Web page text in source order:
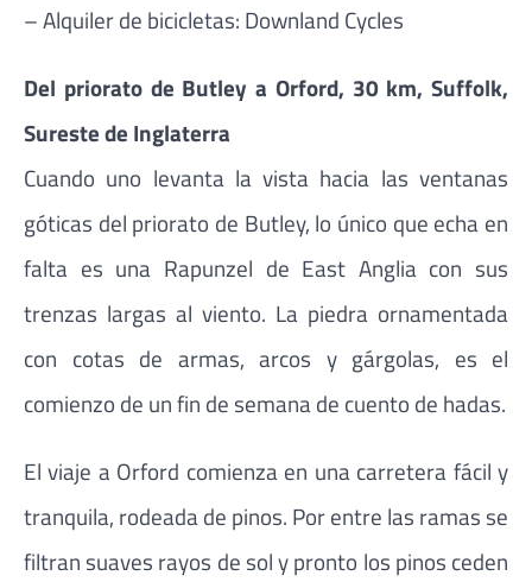
– Alquiler de bicicletas: Downland Cycles
Del priorato de Butley a Orford, 30 km, Suffolk,
Sureste de Inglaterra
Cuando uno levanta la vista hacia las ventanas
góticas del priorato de Butley, lo único que echa en
falta es una Rapunzel de East Anglia con sus
trenzas largas al viento. La piedra ornamentada
con cotas de armas, arcos y gárgolas, es el
comienzo de un fin de semana de cuento de hadas.
El viaje a Orford comienza en una carretera fácil y
tranquila, rodeada de pinos. Por entre las ramas se
filtran suaves rayos de sol y pronto los pinos ceden